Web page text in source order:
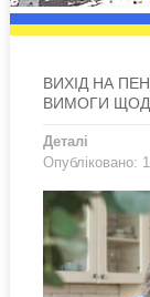
Новини
Проекти
ВИХІД НА
ВИМОГИ
Деталі
Опубліковано: